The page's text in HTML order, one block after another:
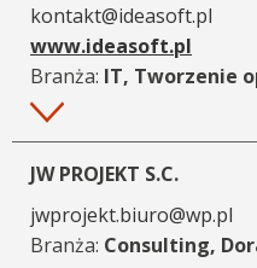
kontakt@ideasoft.pl
www.ideasoft.pl
Branża: IT, Tworzenie
Więcej
JW PROJEKT S.C.
jwprojekt.biuro@wp.pl
Branża: Consulting,